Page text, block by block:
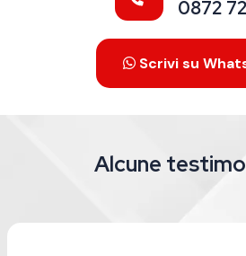
0872
Scrivi su
Alcune